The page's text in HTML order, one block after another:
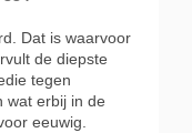
Dat is waarvoor
de diepste
tegen
wat erbij in de
eeuwig.